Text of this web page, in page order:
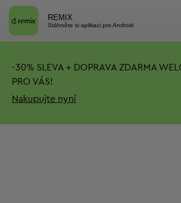
REMIX
Stáhněte si aplikaci pro Android
-30% SLEVA + DOPRAVA ZDARMA
PRO VÁS!
Nakupujte nyní